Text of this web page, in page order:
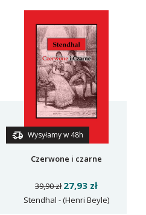
Wysyłamy w 48h
Czerwone i czarne
39,90 zł 27,93 zł
Stendhal - (Henri Beyle)